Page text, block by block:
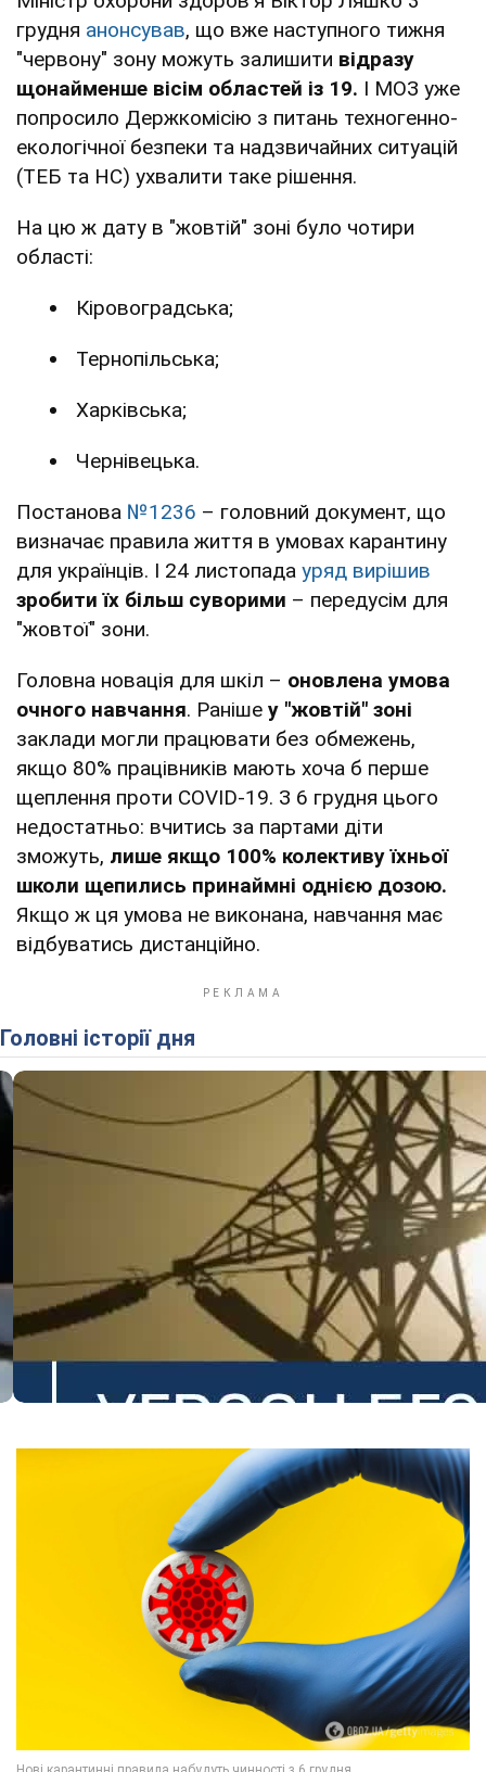
грудня анонсував, що вже наступного тижня
"червону" зону можуть залишити відразу
щонайменше вісім областей із 19. І МОЗ уже
попросило Держкомісію з питань техногенно-
екологічної безпеки та надзвичайних ситуацій
(ТЕБ та НС) ухвалити таке рішення.
На цю ж дату в "жовтій" зоні було чотири
області:
Кіровоградська;
Тернопільська;
Харківська;
Чернівецька.
Постанова №1236 – головний документ, що
визначає правила життя в умовах карантину
для українців. І 24 листопада уряд вирішив
зробити їх більш суворими – передусім для
"жовтої" зони.
Головна новація для шкіл – оновлена умова
очного навчання. Раніше у "жовтій" зоні
заклади могли працювати без обмежень,
якщо 80% працівників мають хоча б перше
щеплення проти COVID-19. З 6 грудня цього
недостатньо: вчитись за партами діти
зможуть, лише якщо 100% колективу їхньої
школи щепились принаймні однією дозою.
Якщо ж ця умова не виконана, навчання має
відбуватись дистанційно.
Головні історії дня